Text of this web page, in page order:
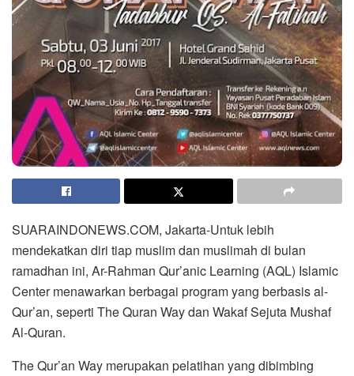
SUARAINDONEWS.COM, Jakarta-Untuk lebih
mendekatkan diri tiap muslim dan muslimah di bulan
ramadhan ini, Ar-Rahman Qur’anic Learning (AQL) Islamic
Center menawarkan berbagai program yang berbasis al-
Qur’an, seperti The Quran Way dan Wakaf Sejuta Mushaf
Al-Quran.
The Qur’an Way merupakan pelatihan yang dibimbing